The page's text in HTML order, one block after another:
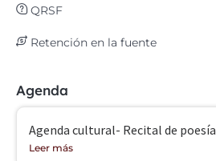
QRSF
Retención en la fuente
Agenda
Agenda cultural- Recital de poesía
Leer más